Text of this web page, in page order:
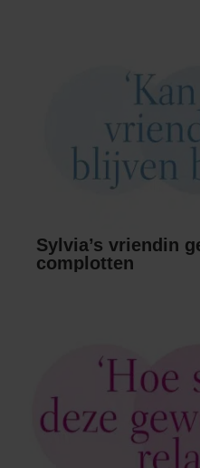
Sylvia’s vriendin
complotten